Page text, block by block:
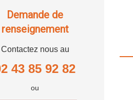
Demande de
renseignement
Contactez nous au
43 85 92 82
ou